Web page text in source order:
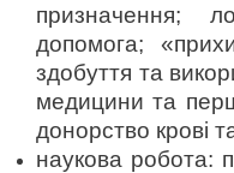
призначення;
допомога;
здобуття та
медицини та
донорство крові
наукова робота: